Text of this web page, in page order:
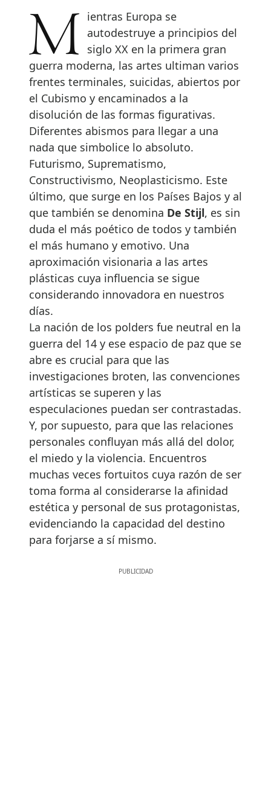
Mientras Europa se
autodestruye a principios del
siglo XX en la primera gran
guerra moderna, las artes ultiman varios
frentes terminales, suicidas, abiertos por
el Cubismo y encaminados a la
disolución de las formas figurativas.
Diferentes abismos para llegar a una
nada que simbolice lo absoluto.
Futurismo, Suprematismo,
Constructivismo, Neoplasticismo. Este
último, que surge en los Países Bajos y al
que también se denomina De Stijl, es sin
duda el más poético de todos y también
el más humano y emotivo. Una
aproximación visionaria a las artes
plásticas cuya influencia se sigue
considerando innovadora en nuestros
días.
La nación de los polders fue neutral en la
guerra del 14 y ese espacio de paz que se
abre es crucial para que las
investigaciones broten, las convenciones
artísticas se superen y las
especulaciones puedan ser contrastadas.
Y, por supuesto, para que las relaciones
personales confluyan más allá del dolor,
el miedo y la violencia. Encuentros
muchas veces fortuitos cuya razón de ser
toma forma al considerarse la afinidad
estética y personal de sus protagonistas,
evidenciando la capacidad del destino
para forjarse a sí mismo.